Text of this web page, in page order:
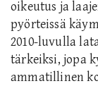
oikeutus ja
pyörteissä
2010-luvulla
tärkeiksi, jopa
ammatillinen